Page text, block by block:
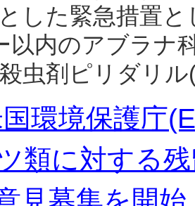
した緊急措置
以内のアブラナ
虫剤ピリダリル
環境保護庁
類に対する